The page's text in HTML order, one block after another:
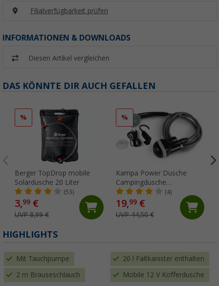
Filialverfügbarkeit prüfen
INFORMATIONEN & DOWNLOADS
Diesen Artikel vergleichen
DAS KÖNNTE DIR AUCH GEFALLEN
%
Berger TopDrop mobile
Solardusche 20 Liter
(53)
3,99 €
UVP 8,99 €
%
Kampa Power Dusche
Campingdusche
akkubetrieben 2,5
Liter/Minute
(4)
19,99€
UVP 44,50 €
HIGHLIGHTS
Mit Tauchpumpe 20 l Faltkanister enthalten
2 m Brauseschlauch Mobile 12 V Kofferdusche